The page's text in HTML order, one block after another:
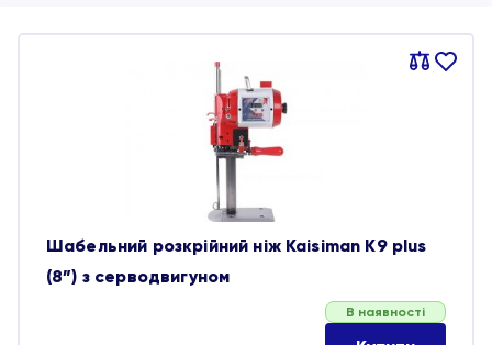
Порівняти
В
Шабельний розкрійний ніж Kaisiman K9 plus
(8”) з серводвигуном
В наявності